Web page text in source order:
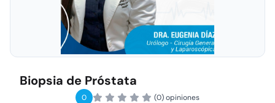
Biopsia de Próstata
0
(0) opiniones